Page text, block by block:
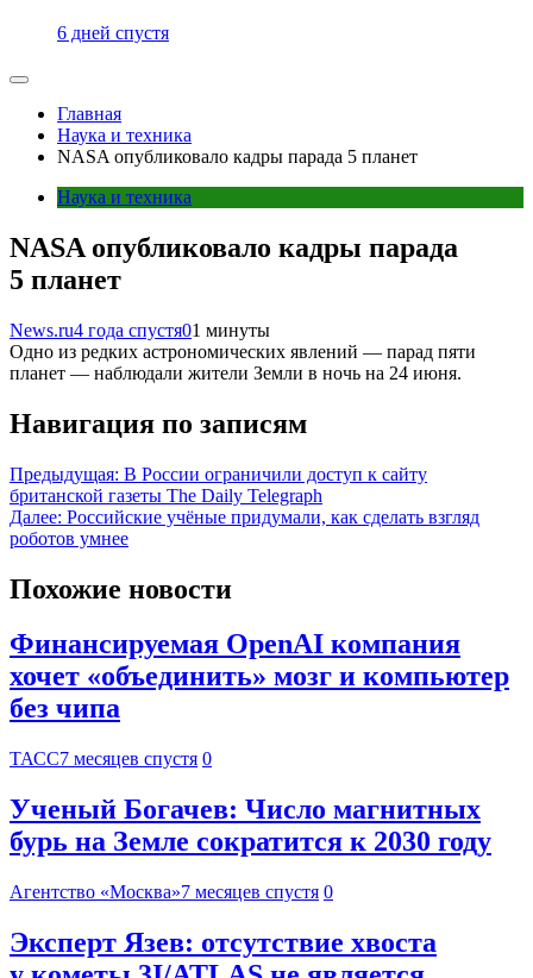
6 дней спустя
Главная
Наука и техника
NASA опубликовало кадры парада 5 планет
Наука и техника
NASA опубликовало кадры парада
5 планет
News.ru4 года спустя01 минуты
Одно из редких астрономических явлений — парад пяти
планет — наблюдали жители Земли в ночь на 24 июня.
Навигация по записям
Предыдущая: В России ограничили доступ к сайту
британской газеты The Daily Telegraph
Далее: Российские учёные придумали, как сделать взгляд
роботов умнее
Похожие новости
Финансируемая OpenAI компания
хочет «объединить» мозг и компьютер
без чипа
ТАСС7 месяцев спустя 0
Ученый Богачев: Число магнитных
бурь на Земле сократится к 2030 году
Агентство «Москва»7 месяцев спустя 0
Эксперт Язев: отсутствие хвоста